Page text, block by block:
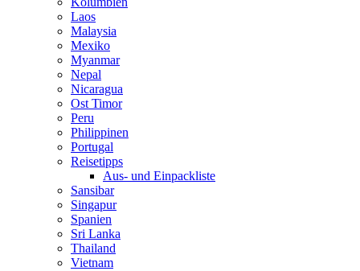
Laos
Malaysia
Mexiko
Myanmar
Nepal
Nicaragua
Ost Timor
Peru
Philippinen
Portugal
Reisetipps
Aus- und Einpackliste
Sansibar
Singapur
Spanien
Sri Lanka
Thailand
Vietnam